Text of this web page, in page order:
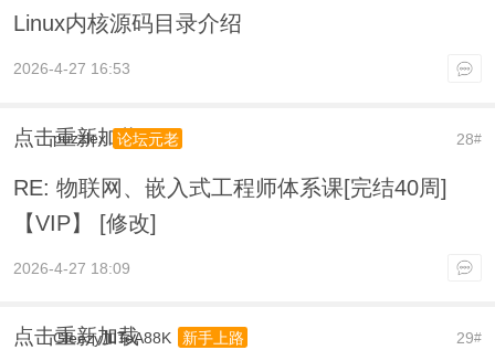
Linux内核源码目录介绍
2026-4-27 16:53
点击重新加载 28#
puzzlex 论坛元老
RE: 物联网、嵌入式工程师体系课[完结40周]
【VIP】 [修改]
2026-4-27 18:09
点击重新加载 29#
Gleezy加TeA88K 新手上路